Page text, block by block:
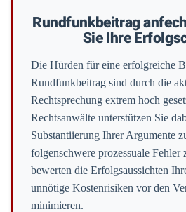
Rundfunkbeitrag
Sie Ihre
Die Hürden für eine erfolgreiche
Rundfunkbeitrag sind durch die
Rechtsprechung extrem hoch
Rechtsanwälte unterstützen Sie
Substantiierung Ihrer Argumente
folgenschwere prozessuale Fehler
bewerten die Erfolgsaussichten
unnötige Kostenrisiken vor den
minimieren.